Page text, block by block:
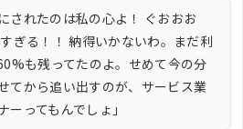
されたのは私の心よ！ ぐおおお
ぎる！！ 納得いかないわ。まだ利
も残ってたのよ。せめて今の分
てから追い出すのが、サービス業
ーってもんでしょ」